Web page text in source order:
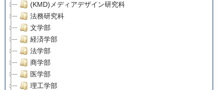
(KMD)メディアデザイン研究科
法務研究科
文学部
経済学部
法学部
商学部
医学部
理工学部